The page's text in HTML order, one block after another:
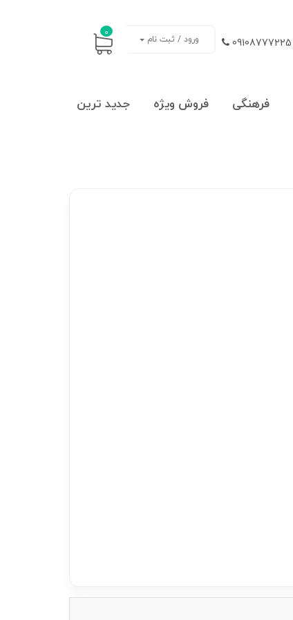
ورود / ثبت نام 0
فرهنگی فروش ویژه
جدید ترین